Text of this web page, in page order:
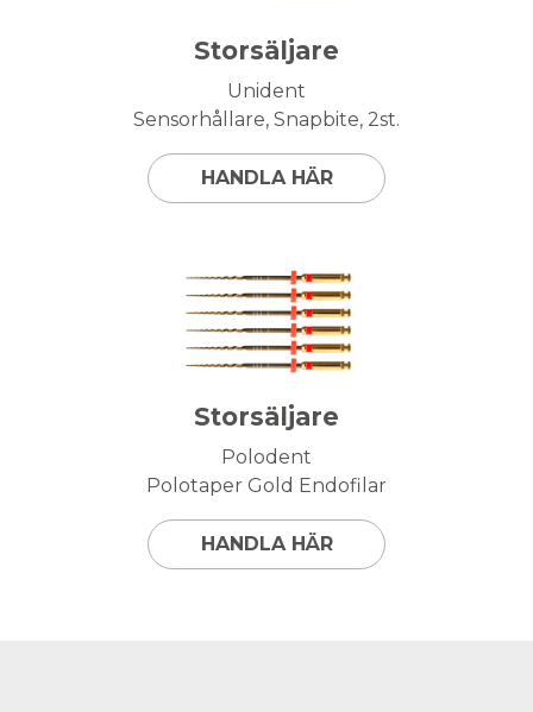
Storsäljare
Unident
Sensorhållare, Snapbite, 2st.
HANDLA HÄR
Storsäljare
Polodent
Polotaper Gold Endofilar
HANDLA HÄR